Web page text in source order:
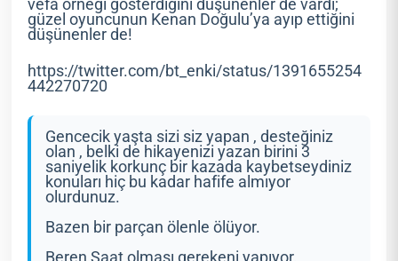
vefa örneği gösterdiğini düşünenler de vardı;
güzel oyuncunun Kenan Doğulu’ya ayıp ettiğini
düşünenler de!
https://twitter.com/bt_enki/status/1391655254
442270720
Gencecik yaşta sizi siz yapan , desteğiniz
olan , belki de hikayenizi yazan birini 3
saniyelik korkunç bir kazada kaybetseydiniz
konuları hiç bu kadar hafife almıyor
olurdunuz.
Bazen bir parçan ölenle ölüyor.
Beren Saat olması gerekeni yapıyor.